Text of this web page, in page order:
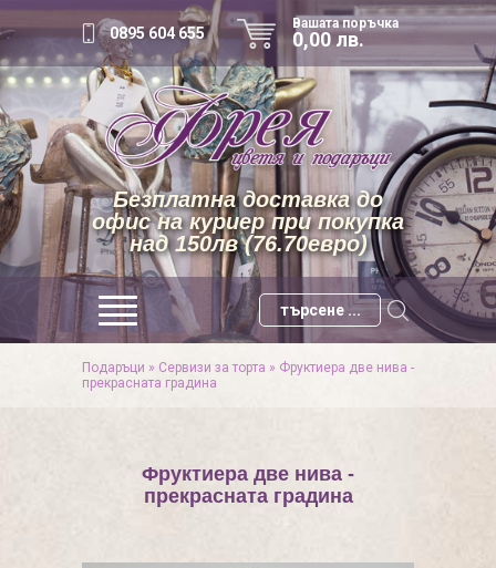
0895 604 655
Вашата поръчка
0,00 лв.
Безплатна доставка до
офис на куриер при покупка
над 150лв (76.70евро)
Подаръци » Сервизи за торта » Фруктиера две нива -
прекрасната градина
Фруктиера две нива -
прекрасната градина